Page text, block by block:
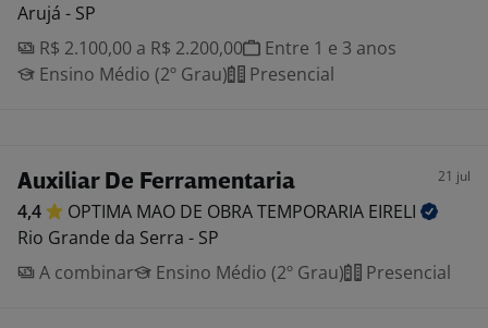
Arujá - SP
R$ 2.100,00 a R$ 2.200,00
Entre 1 e 3 anos
Ensino Médio (2º Grau)
Presencial
Auxiliar De Ferramentaria 21 jul
4,4 OPTIMA MAO DE OBRA TEMPORARIA EIRELI
Rio Grande da Serra - SP
A combinar
Ensino Médio (2º Grau) Presencial